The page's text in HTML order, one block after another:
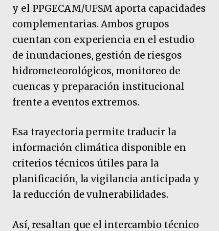
y el PPGECAM/UFSM aporta capacidades
complementarias. Ambos grupos
cuentan con experiencia en el estudio
de inundaciones, gestión de riesgos
hidrometeorológicos, monitoreo de
cuencas y preparación institucional
frente a eventos extremos.
Esa trayectoria permite traducir la
información climática disponible en
criterios técnicos útiles para la
planificación, la vigilancia anticipada y
la reducción de vulnerabilidades.
Así, resaltan que el intercambio técnico